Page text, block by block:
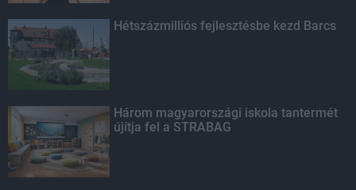
Hétszázmilliós fejlesztésbe kezd Barcs
Három magyarországi iskola tantermét
újítja fel a STRABAG